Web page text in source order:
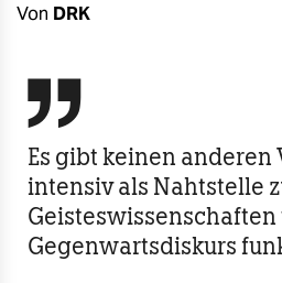
nord
wahrheit
verlag
verlag
Von DRK

Es gibt keinen anderen
intensiv als Nahtstelle
Geisteswissenschaften
Gegenwartsdiskurs